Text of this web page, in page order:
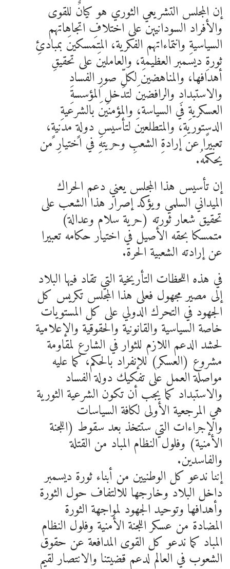
إن المجلس التشريعي الثوري هو كيانٌ للقوى
والأفراد السودانيين على اختلافِ اتجاهاتهم
السياسيةِ وانتماءاتهم الفكرية، المتمسكينَ بمبادئِ
ثورةِ ديسمبر العظيمة، والعاملينَ على تحقيقِ
أهدافها، والمناهضينَ لكلِّ صورِ الفسادِ
والاستبدادِ والرافضينَ لتدخلِ المؤسسةِ
العسكريةِ في السياسة، والمؤمنينَ بالشرعيةِ
الدستوريةِ، والمتطلعينَ لتأسيسِ دولةٍ مدنيةٍ،
تعبيرًا عن إرادةِ الشعبِ وحريتهِ في اختيارِ من
يحكمهُ.
إن تأسيس هذا المجلس يعني دعم الحراك
الميداني السلمي ويؤكد إصرار هذا الشعب على
تحقيق شعار ثورته (حرية سلام وعدالة)
متمسكا بحقه الأصيل في اختيار حكامه تعبيرا
عن إرادته الشعبية الحرة.
في هذه اللحظات التأريخية التي تقاد فيها البلاد
إلى مصير مجهول فعلى هذا المجلس تكريس كل
الجهود في التحرك الدولي على كل المستويات
خاصة السياسية والقانونية والحقوقية والإعلامية
لحشد الدعم اللازم للثوار في الشارع لمقاومة
مشروع (العسكر) للإنفراد بالحكم، كما عليه
مواصلة العمل على تفكيك دولة الفساد
والاستبداد كما يجب أن تكون الشرعية الثورية
هي المرجعية الأولى لكافة السياسات
والإجراءات التي ستتخذ بعد سقوط (اللجنة
الأمنية) وفلول النظام المباد من القتلة
والفاسدين.
إننا ندعو كل الوطنيين من أبناء ثورة ديسمبر
داخل البلاد وخارجها للالتفاف حول الثورة
وأهدافها وتوحيد الجهود لمواجهة الثورة
المضادة من عسكر اللجنة الأمنية وفلول النظام
المباد كما ندعو كل القوى المدافعة عن حقوق
الشعوب في العالم لدعم قضيتنا والانتصار لقيم